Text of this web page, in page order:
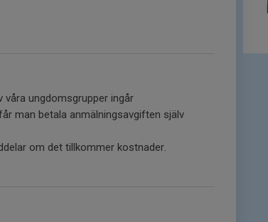
våra ungdomsgrupper ingår
man betala anmälningsavgiften själv
om det tillkommer kostnader.